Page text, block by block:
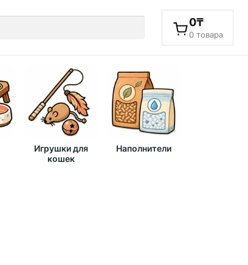
0₸
0 товара
Игрушки для
кошек
Наполнители